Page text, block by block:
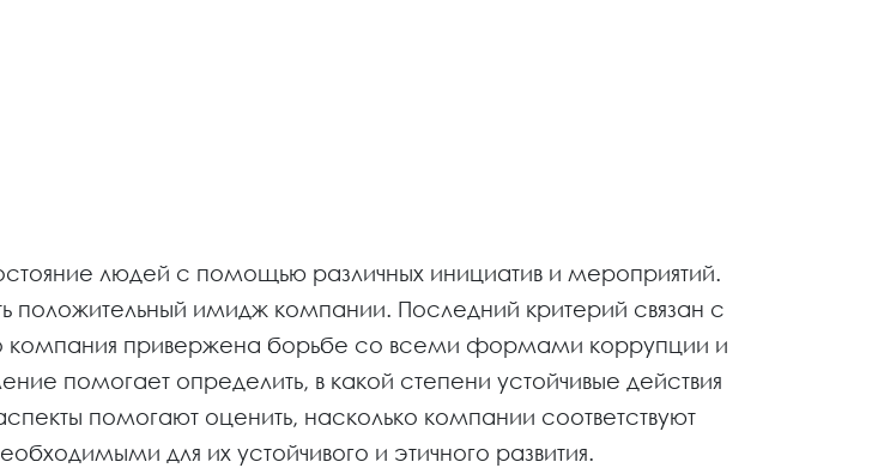
людей с помощью различных инициатив и мероприятий.
имидж компании. Последний критерий связан с
компания привержена борьбе со всеми формами коррупции и
помогает определить, в какой степени устойчивые действия
помогают оценить, насколько компании соответствуют
для их устойчивого и этичного развития.